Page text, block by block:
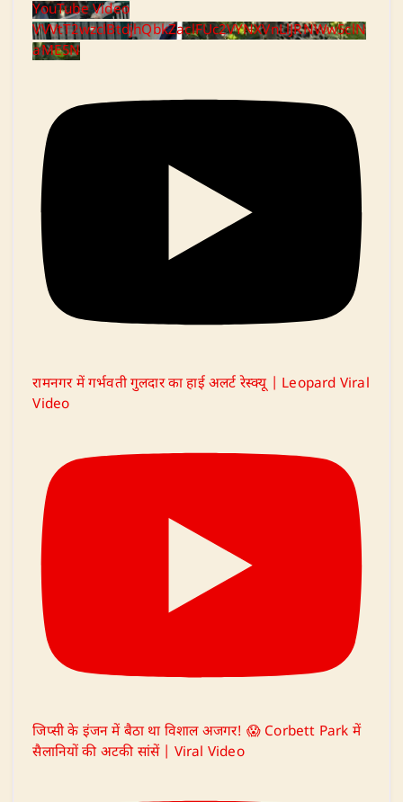
YouTube Video
VVVtT2wzclBtdjhQbkZaclFUc2VYNXVnLlJRNWw5clN
aME5N
रामनगर में गर्भवती गुलदार का हाई अलर्ट रेस्क्यू | Leopard Viral
Video
जिप्सी के इंजन में बैठा था विशाल अजगर! 😱 Corbett Park में
सैलानियों की अटकी सांसें | Viral Video